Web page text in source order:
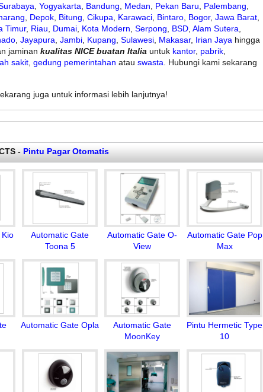
Yogyakarta Bandung Medan Pekan Baru Palembang
Depok, Bitung Cikupa Karawaci, Bintaro, Bogor, Jawa Barat,
Timur, Riau Dumai, Kota Modern Serpong BSD, Alam Sutera
, Jayapura Jambi, Kupang Sulawesi, Makasar, Irian Jaya hingga
jaminan kualitas NICE buatan Italia untuk kantor, pabrik,
sakit, gedung pemerintahan atau swasta . Hubungi kami sekarang
juga untuk informasi lebih lanjutnya!
- Pintu Pagar Otomatis
Automatic Gate
Toona 5
Automatic Gate O-
View
Automatic Gate Pop
Max
Automatic Gate Opla
Automatic Gate
MoonKey
Pintu Hermetic Type
10